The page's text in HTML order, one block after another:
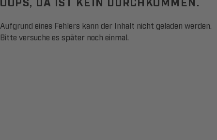
Aufgrund eines Fehlers kann der Inhalt nicht geladen werden.
Bitte versuche es später noch einmal.